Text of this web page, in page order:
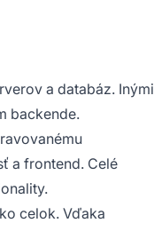
a databáz. Inými
backende.
a frontend. Celé
celok. Vďaka